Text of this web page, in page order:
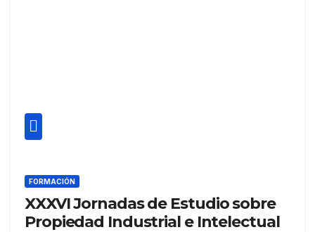
FORMACIÓN
XXXVI Jornadas de Estudio sobre
Propiedad Industrial e Intelectual